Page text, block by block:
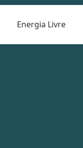
Energia Livre